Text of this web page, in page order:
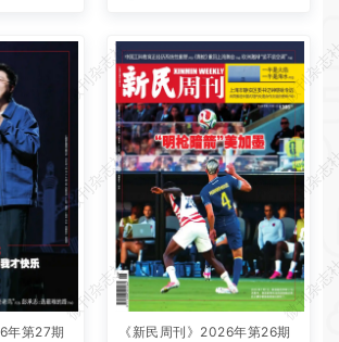
年第27期
《新民周刊》2026年第26期
微刊杂志社
微刊杂
微刊杂志社
微刊杂
微刊杂志社
微刊杂